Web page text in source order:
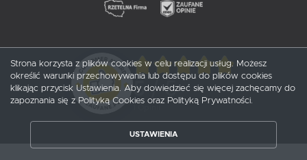
5/ 5
Strona korzysta z plików cookies w celu realizacji usług. Możesz
określić warunki przechowywania lub dostępu do plików cookies
klikając przycisk Ustawienia. Aby dowiedzieć się więcej zachęcamy do
zapoznania się z Polityką Cookies oraz Polityką Prywatności.
USTAWIENIA